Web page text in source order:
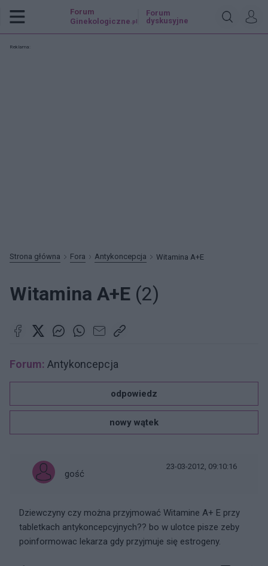
Forum
Ginekologiczne .pl
Forum
dyskusyjne
Reklama:
Strona główna Fora Antykoncepcja Witamina A+E
Witamina A+E (2)
Forum: Antykoncepcja
odpowiedz
nowy wątek
gość
23-03-2012, 09:10:16
Dziewczyny czy można przyjmować Witamine A+ E przy
tabletkach antykoncepcyjnych?? bo w ulotce pisze zeby
poinformowac lekarza gdy przyjmuje się estrogeny.